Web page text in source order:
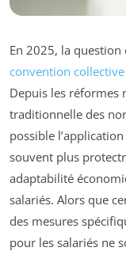
En 2025, la question
convention collective
Depuis les réformes
traditionnelle des
possible
souvent plus
adaptabilité
salariés. Alors que
des mesures
pour les salariés ne